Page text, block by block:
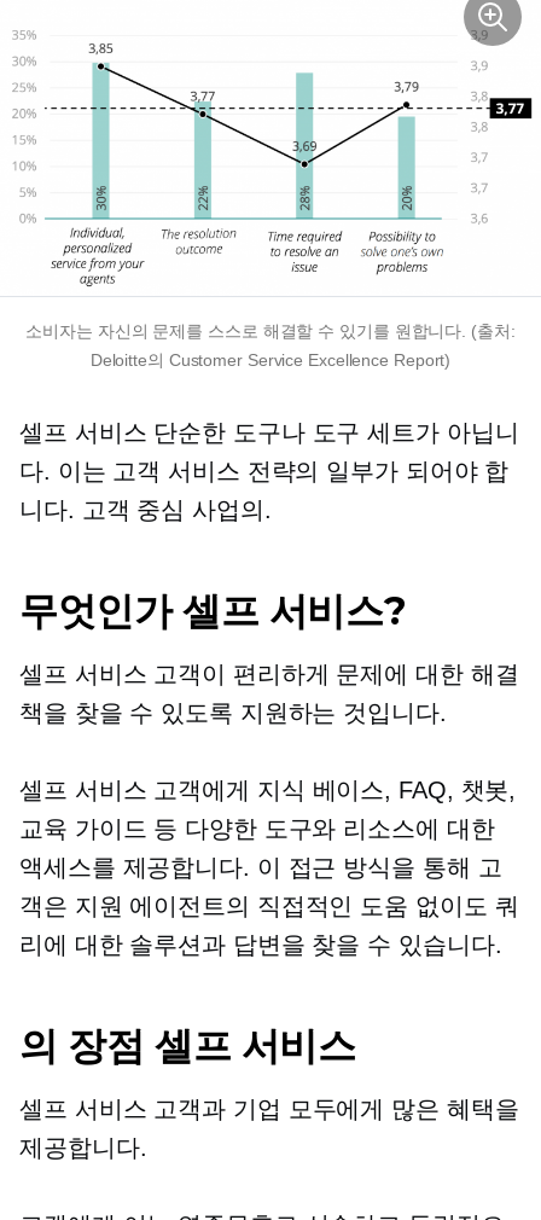
소비자는 자신의 문제를 스스로 해결할 수 있기를 원합니다. (출처:
Deloitte의 Customer Service Excellence Report)
셀프 서비스 단순한 도구나 도구 세트가 아닙니
다. 이는 고객 서비스 전략의 일부가 되어야 합
니다. 고객 중심 사업의.
무엇인가셀프 서비스?
셀프 서비스 고객이 편리하게 문제에 대한 해결
책을 찾을 수 있도록 지원하는 것입니다.
셀프 서비스 고객에게 지식 베이스, FAQ, 챗봇,
교육 가이드 등 다양한 도구와 리소스에 대한
액세스를 제공합니다. 이 접근 방식을 통해 고
객은 지원 에이전트의 직접적인 도움 없이도 쿼
리에 대한 솔루션과 답변을 찾을 수 있습니다.
의 장점 셀프 서비스
셀프 서비스 고객과 기업 모두에게 많은 혜택을
제공합니다.